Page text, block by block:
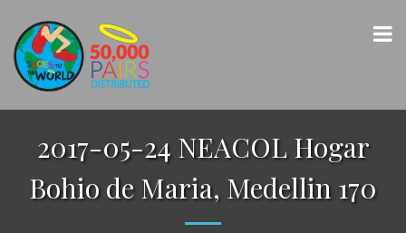
2017-05-24 NEACOL Hogar
Bohio de Maria, Medellin 170